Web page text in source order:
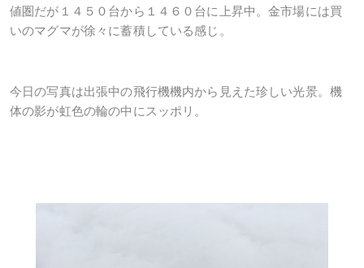
値圏だが１４５０台から１４６０台に上昇中。金市場には買
いのマグマが徐々に蓄積している感じ。
今日の写真は出張中の飛行機機内から見えた珍しい光景。機
体の影が虹色の輪の中にスッポリ。